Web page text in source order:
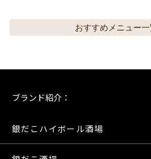
おすすめメニュー
ブランド紹介：
銀だこハイボール酒場